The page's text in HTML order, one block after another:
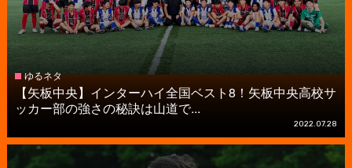
ゆるネタ
【矢板中央】インターハイ全国ベスト8！矢板中央高校サ
ッカー部の強さの秘訣は山道で...
2022.07.28